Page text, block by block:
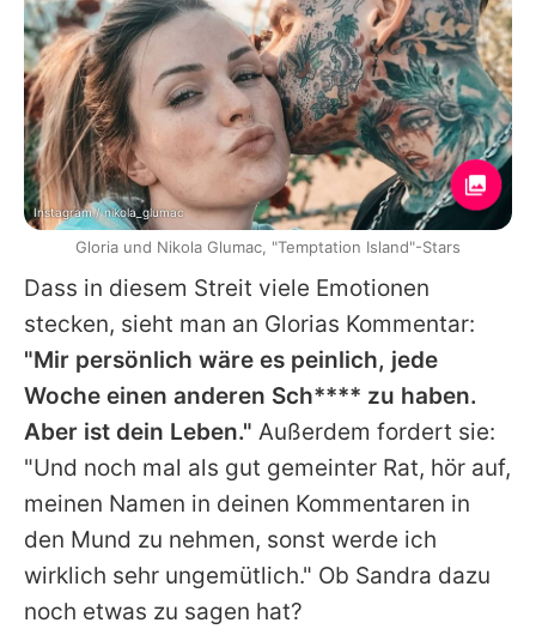
Dass in diesem Streit viele Emotionen
stecken, sieht man an Glorias Kommentar:
"Mir persönlich wäre es peinlich, jede
Woche einen anderen Sch**** zu haben.
Aber ist dein Leben." Außerdem fordert sie:
"Und noch mal als gut gemeinter Rat, hör auf,
meinen Namen in deinen Kommentaren in
den Mund zu nehmen, sonst werde ich
wirklich sehr ungemütlich." Ob Sandra dazu
noch etwas zu sagen hat?
Instagram / nikola_glumac
Gloria und Nikola Glumac, "Temptation Island"-Stars